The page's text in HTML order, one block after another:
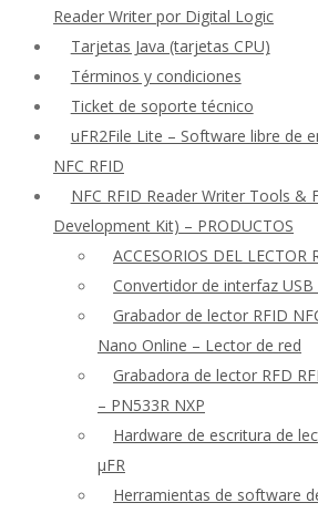
Reader Writer por Digital Logic
Tarjetas Java (tarjetas CPU)
Términos y condiciones
Ticket de soporte técnico
uFR2File Lite – Software libre de
NFC RFID
NFC RFID Reader Writer Tools &
Development Kit) – PRODUCTOS
ACCESORIOS DEL LECTOR
Convertidor de interfaz USB
Grabador de lector RFID
Nano Online – Lector de red
Grabadora de lector RFD
– PN533R NXP
Hardware de escritura de
μFR
Herramientas de software